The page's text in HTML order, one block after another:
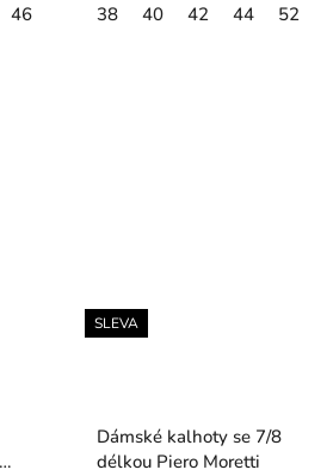
46 38 40 42 44 52
SLEVA
Dámské kalhoty se 7/8
délkou Piero Moretti